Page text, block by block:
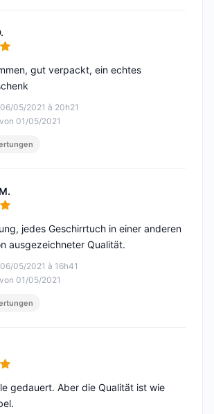
von 5
05/2021 à 20h21
01/05/2021
gut verpackt, ein echtes
von 5
05/2021 à 16h41
01/05/2021
jedes Geschirrtuch in einer anderen
ausgezeichneter Qualität.
von 5
gedauert. Aber die Qualität ist wie